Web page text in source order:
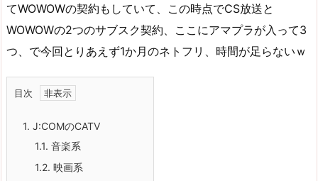
てWOWOWの契約もしていて、この時点でCS放送と
WOWOWの2つのサブスク契約、ここにアマプラが入って3
つ、で今回とりあえず1か月のネトフリ、時間が足らないｗ
目次
1. J:COMのCATV
1.1. 音楽系
1.2. 映画系